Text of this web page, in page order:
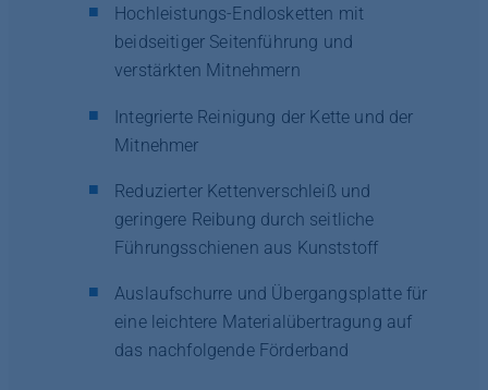
Hochleistungs-Endlosketten mit
beidseitiger Seitenführung und
verstärkten Mitnehmern
Integrierte Reinigung der Kette und der
Mitnehmer
Reduzierter Kettenverschleiß und
geringere Reibung durch seitliche
Führungsschienen aus Kunststoff
Auslaufschurre und Übergangsplatte für
eine leichtere Materialübertragung auf
das nachfolgende Förderband